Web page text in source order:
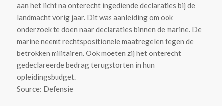
aan het licht na onterecht ingediende declaraties bij de
landmacht vorig jaar. Dit was aanleiding om ook
onderzoek te doen naar declaraties binnen de marine. De
marine neemt rechtspositionele maatregelen tegen de
betrokken militairen. Ook moeten zij het onterecht
gedeclareerde bedrag terugstorten in hun
opleidingsbudget.
Source: Defensie